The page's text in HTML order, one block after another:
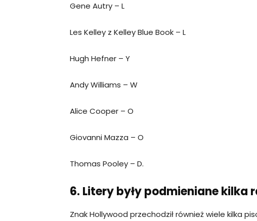
Gene Autry – L
Les Kelley z Kelley Blue Book – L
Hugh Hefner – Y
Andy Williams – W
Alice Cooper – O
Giovanni Mazza – O
Thomas Pooley – D.
6. Litery były podmieniane kilka
Znak Hollywood przechodził również wiele kilka